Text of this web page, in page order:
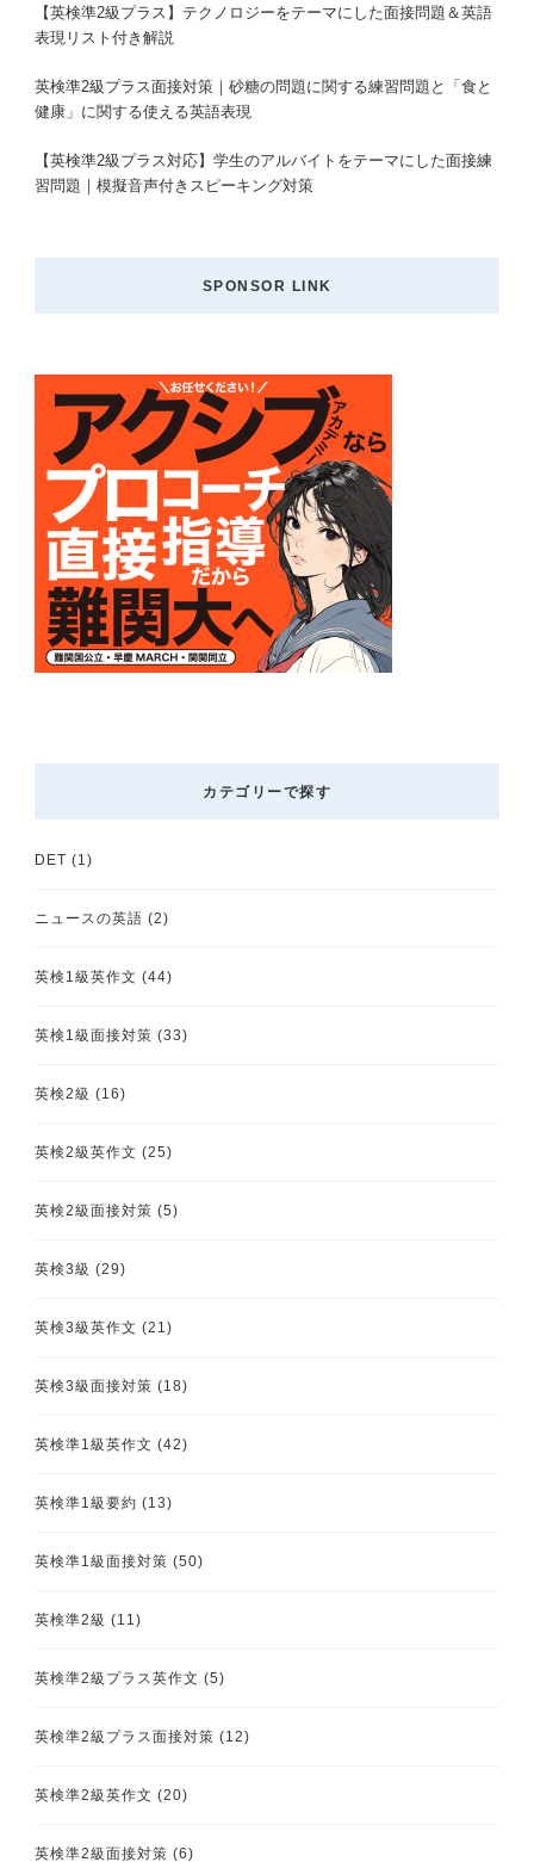
【英検準2級プラス】テクノロジーをテーマにした面接問題＆英語
表現リスト付き解説
英検準2級プラス面接対策｜砂糖の問題に関する練習問題と「食と
健康」に関する使える英語表現
【英検準2級プラス対応】学生のアルバイトをテーマにした面接練
習問題｜模擬音声付きスピーキング対策
SPONSOR LINK
カテゴリーで探す
DET (1)
ニュースの英語 (2)
英検1級英作文 (44)
英検1級面接対策 (33)
英検2級 (16)
英検2級英作文 (25)
英検2級面接対策 (5)
英検3級 (29)
英検3級英作文 (21)
英検3級面接対策 (18)
英検準1級英作文 (42)
英検準1級要約 (13)
英検準1級面接対策 (50)
英検準2級 (11)
英検準2級プラス英作文 (5)
英検準2級プラス面接対策 (12)
英検準2級英作文 (20)
英検準2級面接対策 (6)